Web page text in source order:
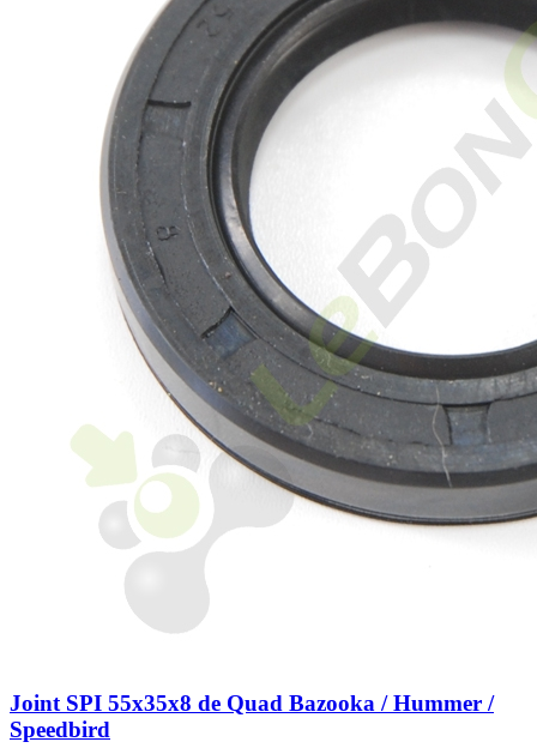
Joint SPI 55x35x8 de Quad Bazooka / Hummer /
Speedbird